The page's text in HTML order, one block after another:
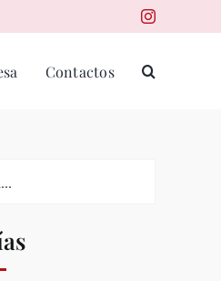
Contactos